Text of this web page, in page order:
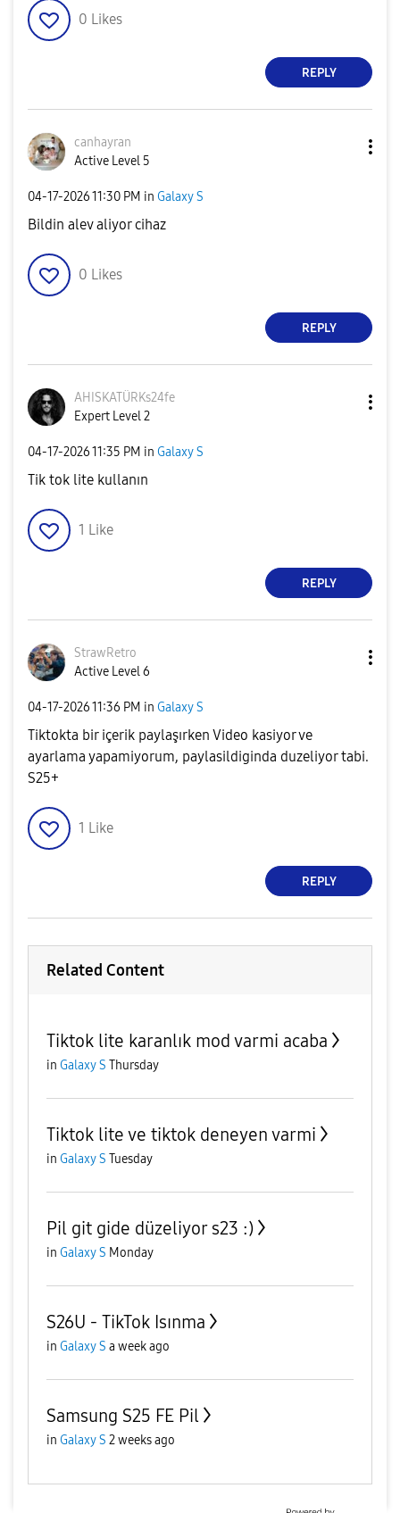
0 Likes
REPLY
canhayran
Active Level 5
‎04-17-202611:30 PM in Galaxy S
Bildin alev aliyor cihaz
0 Likes
REPLY
AHISKATÜRKs24fe
Expert Level 2
‎04-17-202611:35 PM in Galaxy S
Tik tok lite kullanın
1 Like
REPLY
StrawRetro
Active Level 6
‎04-17-202611:36 PM in Galaxy S
Tiktokta bir içerik paylaşırken Video kasiyor ve
ayarlama yapamiyorum, paylasildiginda duzeliyor tabi.
S25+
1 Like
REPLY
Related Content
Tiktok lite karanlık mod varmi acaba
in Galaxy S Thursday
Tiktok lite ve tiktok deneyen varmi
in Galaxy S Tuesday
Pil git gide düzeliyor s23 :)
in Galaxy S Monday
S26U - TikTok Isınma
in Galaxy S a week ago
Samsung S25 FE Pil
in Galaxy S 2 weeks ago